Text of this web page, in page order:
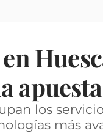
los
más